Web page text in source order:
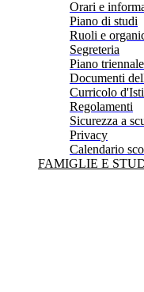
Orari e
Piano di studi
Ruoli e
Segreteria
Piano
Documenti
Curricolo
Regolamenti
Sicurezza a
Privacy
Calendario
FAMIGLIE E